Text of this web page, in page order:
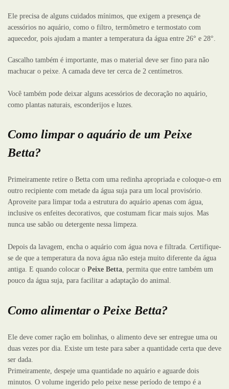
Ele precisa de alguns cuidados mínimos, que exigem a presença de
acessórios no aquário, como o filtro, termômetro e termostato com
aquecedor, pois ajudam a manter a temperatura da água entre 26° e 28°.
Cascalho também é importante, mas o material deve ser fino para não
machucar o peixe. A camada deve ter cerca de 2 centímetros.
Você também pode deixar alguns acessórios de decoração no aquário,
como plantas naturais, esconderijos e luzes.
Como limpar o aquário de um Peixe
Betta?
Primeiramente retire o Betta com uma redinha apropriada e coloque-o em
outro recipiente com metade da água suja para um local provisório.
Aproveite para limpar toda a estrutura do aquário apenas com água,
inclusive os enfeites decorativos, que costumam ficar mais sujos. Mas
nunca use sabão ou detergente nessa limpeza.
Depois da lavagem, encha o aquário com água nova e filtrada. Certifique-
se de que a temperatura da nova água não esteja muito diferente da água
antiga. E quando colocar o Peixe Betta, permita que entre também um
pouco da água suja, para facilitar a adaptação do animal.
Como alimentar o Peixe Betta?
Ele deve comer ração em bolinhas, o alimento deve ser entregue uma ou
duas vezes por dia. Existe um teste para saber a quantidade certa que deve
ser dada.
Primeiramente, despeje uma quantidade no aquário e aguarde dois
minutos. O volume ingerido pelo peixe nesse período de tempo é a